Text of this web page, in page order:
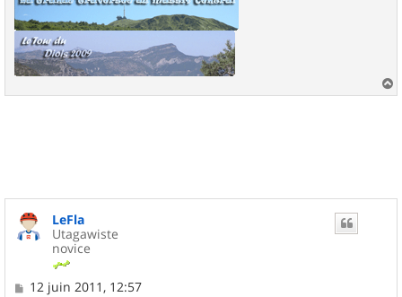
a
LeFla
Utagawiste
novice
M12 juin 2011, 12:57